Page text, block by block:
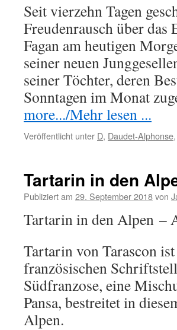
Seit vierzehn Tagen
Freudenrausch über das
Fagan am heutigen
seiner neuen
seiner Töchter, deren
Sonntagen im Monat
more.../Mehr lesen ...
Veröffentlicht unter D, Daudet-Alphonse,
Tartarin in den
Publiziert am 29. September 2018von
Tartarin in den Alpen –
Tartarin von Tarascon
französischen
Südfranzose, eine
Pansa, bestreitet in
Alpen.